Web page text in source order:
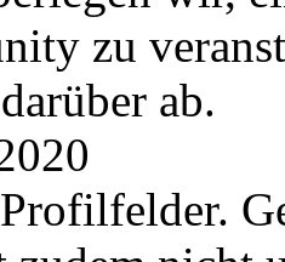
zu
ab.